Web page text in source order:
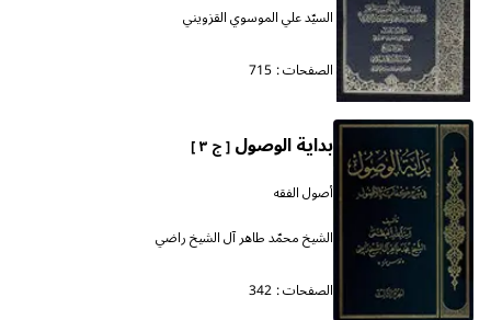
السيّد علي الموسوي القزويني
الصفحات : 715
بداية الوصول[ ج ٣ ]
أصول الفقه
الشيخ محمّد طاهر آل الشيخ راضي
الصفحات : 342